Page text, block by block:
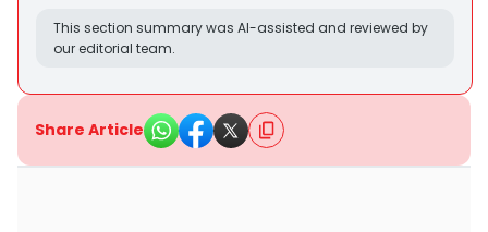
This section summary was AI-assisted and reviewed by
our editorial team.
Share Article